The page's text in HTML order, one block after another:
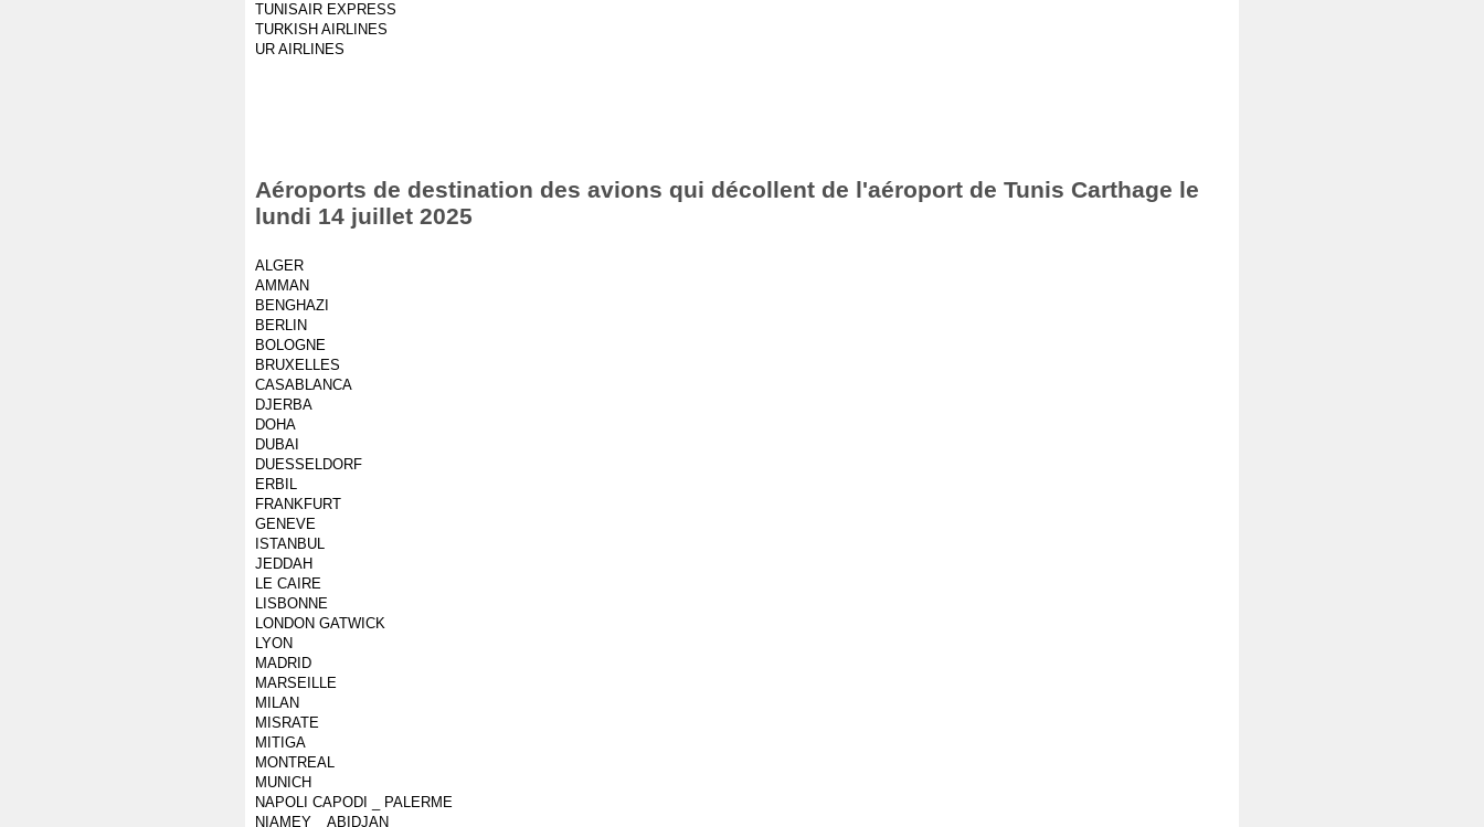
TUNISAIR EXPRESS
TURKISH AIRLINES
UR AIRLINES
Aéroports de destination des avions qui décollent de l'aéroport de Tunis Carthage le
lundi 14 juillet 2025
ALGER
AMMAN
BENGHAZI
BERLIN
BOLOGNE
BRUXELLES
CASABLANCA
DJERBA
DOHA
DUBAI
DUESSELDORF
ERBIL
FRANKFURT
GENEVE
ISTANBUL
JEDDAH
LE CAIRE
LISBONNE
LONDON GATWICK
LYON
MADRID
MARSEILLE
MILAN
MISRATE
MITIGA
MONTREAL
MUNICH
NAPOLI CAPODI _ PALERME
NIAMEY _ ABIDJAN